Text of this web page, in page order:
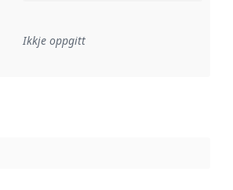
Referanse til ei implementeringsregel eller
Ikkje oppgitt